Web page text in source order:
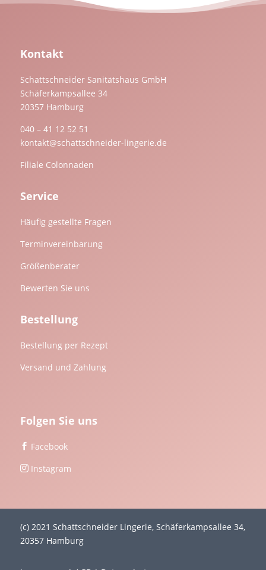
Kontakt
Schattschneider Sanitätshaus GmbH
Schäferkampsallee 34
20357 Hamburg
040 – 41 12 52 51
kontakt@schattschneider-lingerie.de
Filiale Colonnaden
Service
Häufig gestellte Fragen
Terminvereinbarung
Größenberater
Bewerten Sie uns
Bestellung
Bestellung per Rezept
Versand und Zahlung
Folgen Sie uns
 Facebook
 Instagram
(c) 2021 Schattschneider Lingerie, Schäferkampsallee 34,
20357 Hamburg